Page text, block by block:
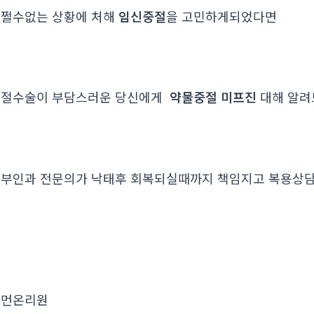
수없는 상황에 처해 임신중절을 고민하게되었다면
수술이 부담스러운 당신에게 약물중절 미프진 대해 알
인과 전문의가 낙태후 회복되실때까지 책임지고 복용상
온리원